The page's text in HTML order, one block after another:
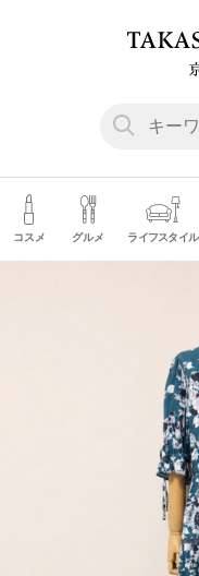
コスメ グルメ ライフスタイル